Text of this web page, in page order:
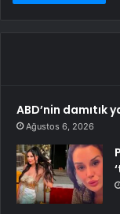
ABD’nin damıtık
Ağustos 6, 2026